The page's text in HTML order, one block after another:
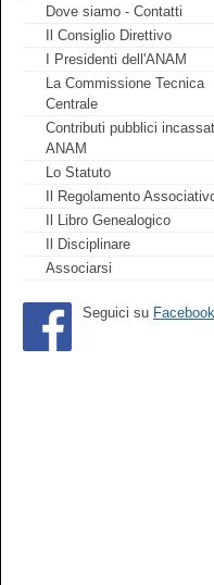
Dove siamo - Contatti
Il Consiglio Direttivo
I Presidenti dell'ANAM
La Commissione Tecnica
Centrale
Contributi pubblici
ANAM
Lo Statuto
Il Regolamento
Il Libro Genealogico
Il Disciplinare
Associarsi
Seguici su Facebook